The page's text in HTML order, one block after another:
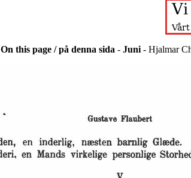
On this page / på denna sida - Juni - Hjalmar